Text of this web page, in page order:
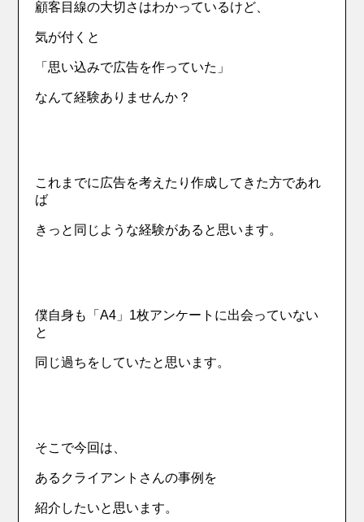
顧客目線の大切さはわかっているけど、
気が付くと
「思い込みで広告を作っていた」
なんて経験ありませんか？
これまでに広告を考えたり作成してきた方であれ
ば
きっと同じような経験があると思います。
僕自身も「A4」1枚アンケートに出会っていない
と
同じ過ちをしていたと思います。
そこで今回は、
あるクライアントさんの事例を
紹介したいと思います。